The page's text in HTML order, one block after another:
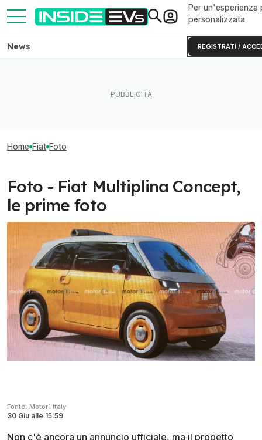
Per un'esperienza
personalizzata
REGISTRATI /
News
Home Fiat Foto
Foto - Fiat Multiplina Concept,
le prime foto
Fonte: Motor1 Italy
30 Giu alle 15:59
Non c'è ancora un annuncio ufficiale, ma il progetto